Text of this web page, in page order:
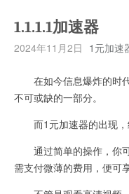
1.1.1.1加速器
2024年11月2日 1元加速
在如今信息爆炸的时代
不可或缺的一部分。
而1元加速器的出现，
通过简单的操作，你可
需支付微薄的费用，便可